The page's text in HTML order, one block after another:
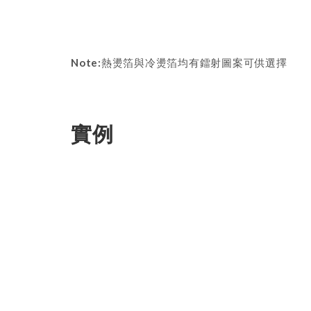
Note:熱燙箔與冷燙箔均有鐳射圖案可供選擇
實例